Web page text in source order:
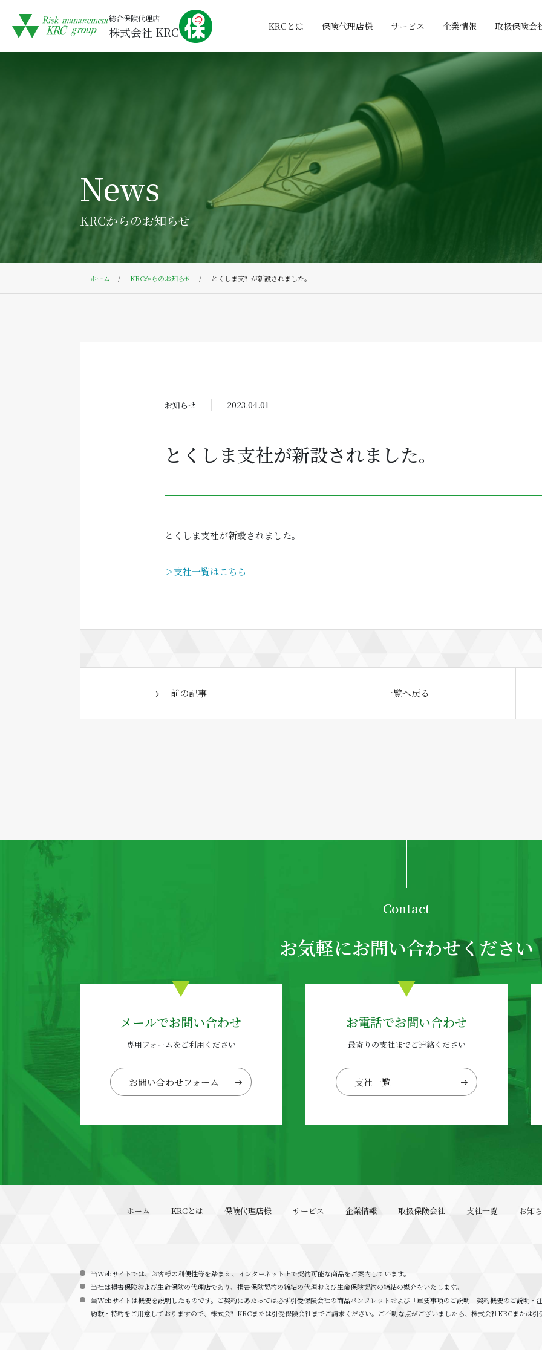
総合保険代理店
株式会社 KRC KRCとは 保険代理店様 サービス 企業情報 取扱保険会
News
KRCからのお知らせ
ホーム KRCからのお知らせ とくしま支社が新設されました。
お知らせ 2023.04.01
とくしま支社が新設されました。
とくしま支社が新設されました。
＞支社一覧はこちら
前の記事 一覧へ戻る
Contact
お気軽にお問い合わせください
メールでお問い合わせ
専用フォームをご利用ください
お問い合わせフォーム
お電話でお問い合わせ
最寄りの支社までご連絡ください
支社一覧
ホーム KRCとは 保険代理店様 サービス 企業情報 取扱保険会社 支社一覧 お知
当Webサイトでは、お客様の利便性等を踏まえ、インターネット上で契約可能な商品をご案内しています。
当社は損害保険および生命保険の代理店であり、損害保険契約の締結の代理および生命保険契約の締結の媒介をいたします。
当Webサイトは概要を説明したものです。ご契約にあたっては必ず引受保険会社の商品パンフレットおよび「重要事項のご説明 契約概要のご説明・
約款・特約をご用意しておりますので、株式会社KRCまたは引受保険会社までご請求ください。ご不明な点がございましたら、株式会社KRCまたは